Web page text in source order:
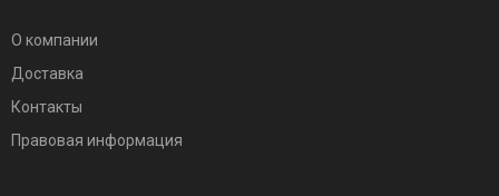
О компании
Доставка
Контакты
Правовая информация